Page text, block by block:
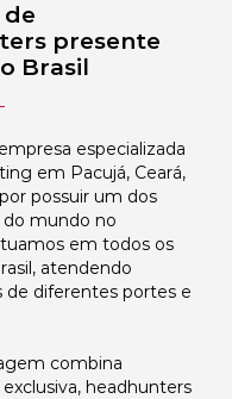
de
presente
Brasil
especializada
em Pacujá, Ceará,
possuir um dos
mundo no
em todos os
atendendo
de diferentes portes e
combina
headhunters